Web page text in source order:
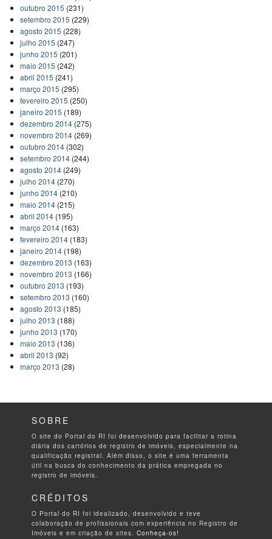
outubro 2015 (231)
setembro 2015 (229)
agosto 2015 (228)
julho 2015 (247)
junho 2015 (201)
maio 2015 (242)
abril 2015 (241)
março 2015 (295)
fevereiro 2015 (250)
janeiro 2015 (189)
dezembro 2014(275)
novembro 2014(269)
outubro 2014(302)
setembro 2014(244)
agosto 2014(249)
julho 2014(270)
junho 2014(210)
maio 2014(215)
abril 2014(195)
março 2014(163)
fevereiro 2014(183)
janeiro 2014(198)
dezembro 2013 (163)
novembro 2013 (166)
outubro 2013 (193)
setembro 2013 (160)
agosto 2013 (185)
julho 2013 (188)
junho 2013 (170)
maio 2013 (136)
abril 2013 (92)
março 2013 (28)
SOBRE
O site do Portal do RI foi desenvolvido para facilitar a rotina
diária dos cartórios de registro de imóveis, especialmente na
qualificação registral. Além disso, o site é uma ferramenta
útil na busca do conhecimento da prática empregada no
registro de imóveis.
CRÉDITOS
O Portal do RI foi idealizado, desenvolvido e teve
colaboração de profissionais com experiência no Registro de
Imóveis e em criação de sites.Conheça-os!